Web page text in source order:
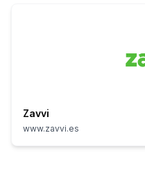
Zavvi
www.zavvi.es